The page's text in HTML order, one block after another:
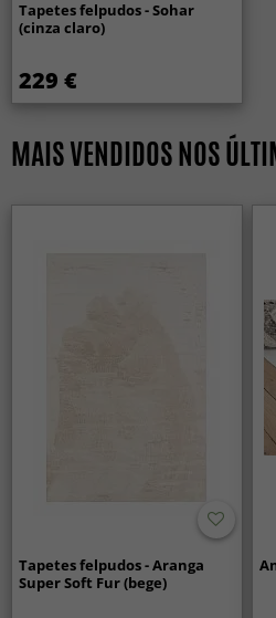
Tapetes felpudos - Sohar
(cinza claro)
229 €
MAIS VENDIDOS NOS
Tapetes felpudos - Aranga
Super Soft Fur (bege)